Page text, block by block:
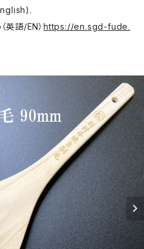
語/EN）https://en.sgd-fude.